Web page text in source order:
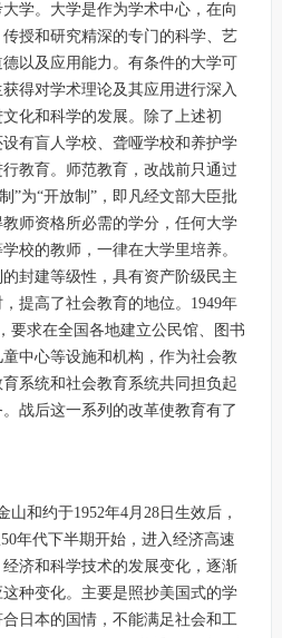
学。大学是作为学术中心，在向
授和研究精深的专门的科学、艺
以及应用能力。有条件的大学可
得对学术理论及其应用进行深入
化和科学的发展。除了上述初
有盲人学校、聋哑学校和养护学
教育。师范教育，改战前只通过
”为“开放制”，即凡经文部大臣批
师资格所必需的学分，任何大学
校的教师，一律在大学里培养。
封建等级性，具有资产阶级民主
提高了社会教育的地位。1949年
要求在全国各地建立公民馆、图书
中心等设施和机构，作为社会教
系统和社会教育系统共同担负起
战后这一系列的改革使教育有了
和约于1952年4月28日生效后，
年代下半期开始，进入经济高速
济和科学技术的发展变化，逐渐
种变化。主要是照抄美国式的学
日本的国情，不能满足社会和工